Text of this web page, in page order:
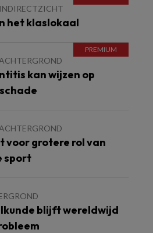
INDIRECTZICHT
het klaslokaal
ACHTERGROND
kan wijzen op
ACHTERGROND
voor grotere rol van
sport
blijft wereldwijd